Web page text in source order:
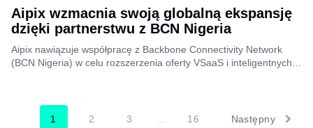
Aipix wzmacnia swoją globalną ekspansję
dzięki partnerstwu z BCN Nigeria
Aipix nawiązuje współpracę z Backbone Connectivity Network
(BCN Nigeria) w celu rozszerzenia oferty VSaaS i inteligentnych
1
2 3 … 16 Następny